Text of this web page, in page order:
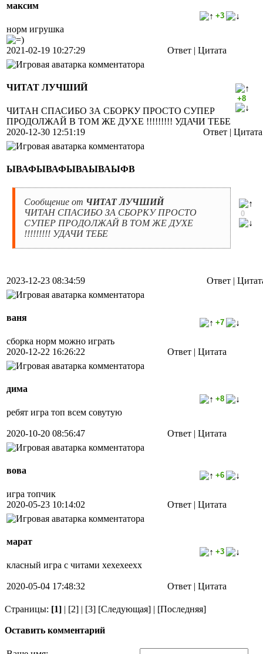
максим
норм игрушка
Ответ | Цитата
2021-02-19 10:27:29
+3
ЧИТАТ ЛУЧШИЙ
ЧИТАН СПАСИБО ЗА СБОРКУ ПРОСТО СУПЕР
ПРОДОЛЖАЙ В ТОМ ЖЕ ДУХЕ !!!!!!!!! УДАЧИ ТЕБЕ
Ответ | Цитата
2020-12-30 12:51:19
+8
ЫВАФЫВАФЫВАЫВАЫФВ
Сообщение от ЧИТАТ ЛУЧШИЙ
ЧИТАН СПАСИБО ЗА СБОРКУ ПРОСТО
СУПЕР ПРОДОЛЖАЙ В ТОМ ЖЕ ДУХЕ
!!!!!!!!! УДАЧИ ТЕБЕ
Ответ |
2023-12-23 08:34:59
0
ваня
сборка норм можно играть
Ответ | Цитата
2020-12-22 16:26:22
+7
дима
ребят игра топ всем совутую
Ответ | Цитата
2020-10-20 08:56:47
+8
вова
игра топчик
Ответ | Цитата
2020-05-23 10:14:02
+6
марат
класный игра с читами хехехеехх
Ответ | Цитата
2020-05-04 17:48:32
+3
Страницы: [1] | [2] | [3] [Следующая] | [Последняя]
Оставить комментарий